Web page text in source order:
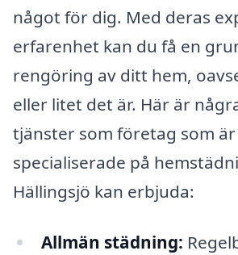
något för dig. Med deras
erfarenhet kan du få en
rengöring av ditt hem,
eller litet det är. Här är
tjänster som företag som är
specialiserade på
Hällingsjö kan erbjuda:
Allmän städning: